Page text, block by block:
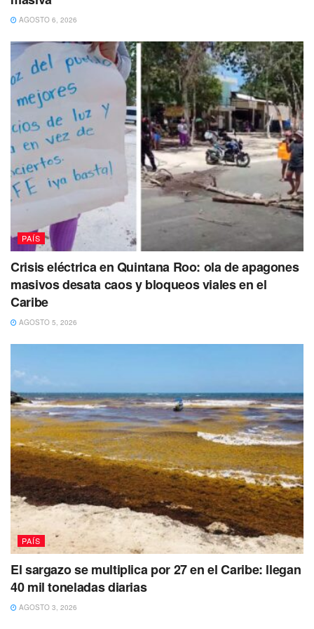
famosas banquetas que servían como
a imaginar cómo fue la vida cotidiana
en estos espacios”, detalla.
Además de que toda la iconografía que decora esta área
nos remite a los mismos orígenes étnicos de este grupo,
junto con elementos de fertilidad y los mitos de creación de
los antiguos mayas.
Santos explica que para recorrer el camino entre la
Pirámide de Kukulcán y estas estructuras se diseñará un
recorrido ecoarqueológico.
Posiblemente será un recorrido a pie o
en algún transporte eléctrico que
personas, ya que estamos pensando
que este espacio no será abierto a la
AGOSTO 6, 2026
PAÍS
Crisis eléctrica en Quintana Roo: ola de apagones
masivos desata caos y bloqueos viales en el
Caribe
AGOSTO 5, 2026
PAÍS
El sargazo se multiplica por 27 en el Caribe: llegan
40 mil toneladas diarias
AGOSTO 3, 2026